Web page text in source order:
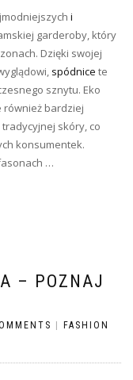
i
garderoby, który
Dzięki swojej
spódnice te
sznytu. Eko
również bardziej
skóry, co
konsumentek.
…
– POZNAJ
FASHION